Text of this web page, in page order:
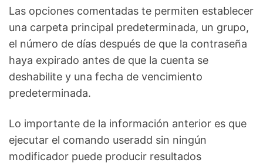
Las opciones comentadas te permiten establecer
una carpeta principal predeterminada, un grupo,
el número de días después de que la contraseña
haya expirado antes de que la cuenta se
deshabilite y una fecha de vencimiento
predeterminada.
Lo importante de la información anterior es que
ejecutar el comando useradd sin ningún
modificador puede producir resultados